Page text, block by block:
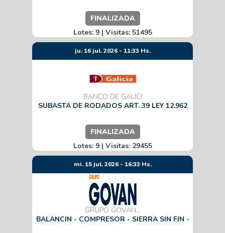
FINALIZADA
Lotes: 9 | Visitas: 51495
ju. 16 jul. 2026 - 11:33 Hs.
BANCO DE GALICI
SUBASTA DE RODADOS ART. 39 LEY 12.962
FINALIZADA
Lotes: 9 | Visitas: 29455
mi. 15 jul. 2026 - 16:33 Hs.
GRUPO GOVAN...
BALANCIN - COMPRESOR - SIERRA SIN FIN -